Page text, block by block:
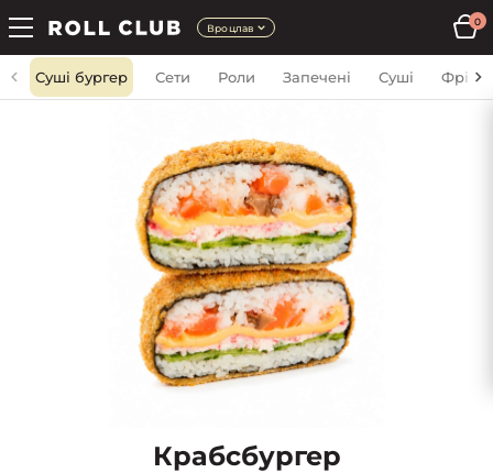
Вроцлав
0
Суші бургер Сети Роли Запечені Суші Фрі
Крабсбургер